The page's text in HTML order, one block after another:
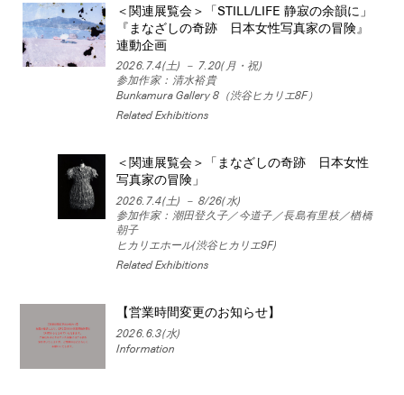
＜関連展覧会＞「STILL/LIFE 静寂の余韻に」
『まなざしの奇跡 日本女性写真家の冒険』
連動企画
2026.7.4(土) － 7.20(月・祝)
参加作家：清水裕貴
Bunkamura Gallery 8（渋谷ヒカリエ8F）
Related Exhibitions
＜関連展覧会＞「まなざしの奇跡 日本女性
写真家の冒険」
2026.7.4(土) － 8/26(水)
参加作家：潮田登久子／今道子／長島有里枝／楢橋
朝子
ヒカリエホール(渋谷ヒカリエ9F)
Related Exhibitions
【営業時間変更のお知らせ】
2026.6.3(水)
Information